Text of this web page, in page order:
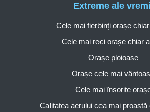
Extreme ale
Cele mai fierbinți orașe
Cele mai reci orașe chiar
Orașe ploioase
Orașe cele mai
Cele mai însorite
Calitatea aerului cea mai proastă